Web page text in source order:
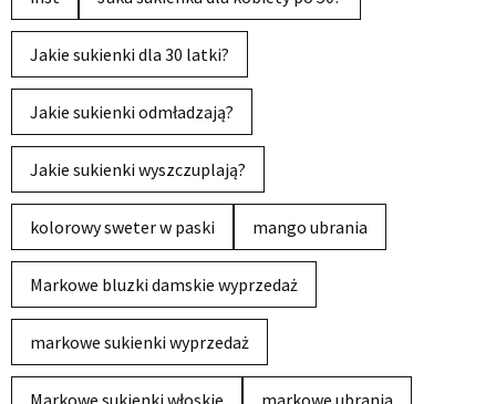
Jakie sukienki dla 30 latki?
Jakie sukienki odmładzają?
Jakie sukienki wyszczuplają?
kolorowy sweter w paski mango ubrania
Markowe bluzki damskie wyprzedaż
markowe sukienki wyprzedaż